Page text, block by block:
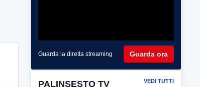
Guarda la diretta streaming Guarda ora
PALINSESTO TV VEDI TUTTI